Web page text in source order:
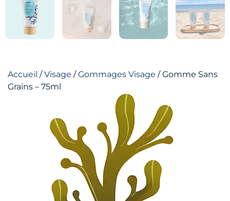
Accueil /Visage /Gommages Visage / Gomme Sans
Grains – 75ml